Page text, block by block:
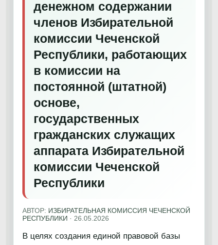
денежном содержании
членов Избирательной
комиссии Чеченской
Республики, работающих
в комиссии на
постоянной (штатной)
основе,
государственных
гражданских служащих
аппарата Избирательной
комиссии Чеченской
Республики
АВТОР: ИЗБИРАТЕЛЬНАЯ КОМИССИЯ ЧЕЧЕНСКОЙ
РЕСПУБЛИКИ · 26.05.2026
В целях создания единой правовой базы